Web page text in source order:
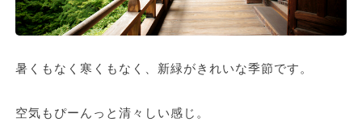
暑くもなく寒くもなく、新緑がきれいな季節です。
空気もぴーんっと清々しい感じ。